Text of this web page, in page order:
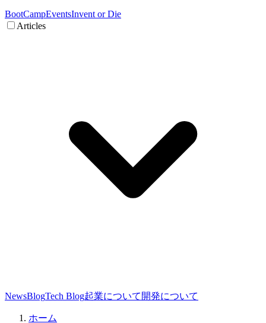
BootCampEventsInvent or Die
Articles
NewsBlogTech Blog起業について 開発について
ホーム